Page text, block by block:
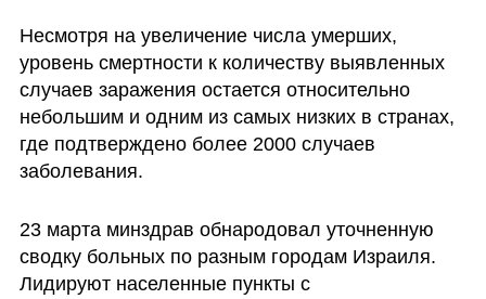
Несмотря на увеличение числа умерших,
уровень смертности к количеству выявленных
случаев заражения остается относительно
небольшим и одним из самых низких в странах,
где подтверждено более 2000 случаев
заболевания.
23 марта минздрав обнародовал уточненную
сводку больных по разным городам Израиля.
Лидируют населенные пункты с